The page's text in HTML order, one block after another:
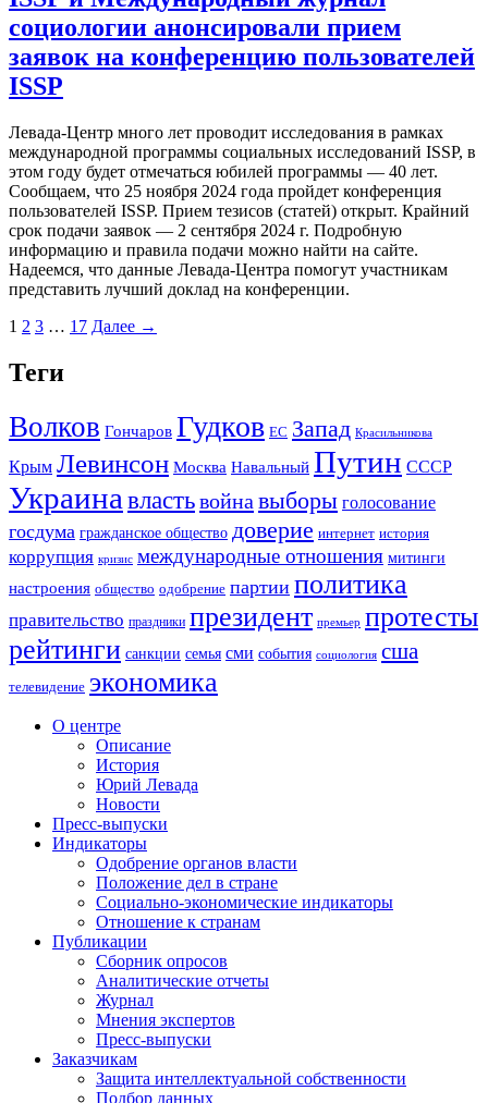
социологии анонсировали прием
заявок на конференцию пользователей
ISSP
Левада-Центр много лет проводит исследования в рамках
международной программы социальных исследований ISSP, в
этом году будет отмечаться юбилей программы — 40 лет.
Сообщаем, что 25 ноября 2024 года пройдет конференция
пользователей ISSP. Прием тезисов (статей) открыт. Крайний
срок подачи заявок — 2 сентября 2024 г. Подробную
информацию и правила подачи можно найти на сайте.
Надеемся, что данные Левада-Центра помогут участникам
представить лучший доклад на конференции.
1 2 3 … 17 Далее →
Теги
Волков Гончаров Гудков ЕС Запад Красильникова
Крым Левинсон Москва Навальный Путин СССР
Украина властьвойна выборы голосование
госдума гражданское общество доверие интернет история
коррупция кризис международные отношения митинги
настроения общество одобрение партии политика
правительство праздники президент премьер протесты
рейтинги санкции семья сми события социология сша
телевидение экономика
О центре
Описание
История
Юрий Левада
Новости
Пресс-выпуски
Индикаторы
Одобрение органов власти
Положение дел в стране
Социально-экономические индикаторы
Отношение к странам
Публикации
Сборник опросов
Аналитические отчеты
Журнал
Мнения экспертов
Пресс-выпуски
Заказчикам
Защита интеллектуальной собственности
Подбор данных